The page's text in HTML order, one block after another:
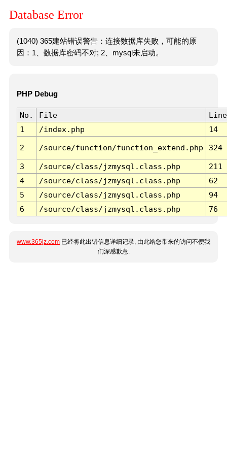
Database Error
(1040) 365建站错误警告：连接数据库失败，可能的原
因：1、数据库密码不对; 2、mysql未启动。
PHP Debug
No. File
Line
1
/index.php 14
2 /source/function/function_extend.php 324
3 /source/class/jzmysql.class.php
211
4
/source/class/jzmysql.class.php
62
5
/source/class/jzmysql.class.php
94
6
/source/class/jzmysql.class.php 76
www.365jz.com 已经将此出错信息详细记录, 由此给您带来的访问不便我
们深感歉意.